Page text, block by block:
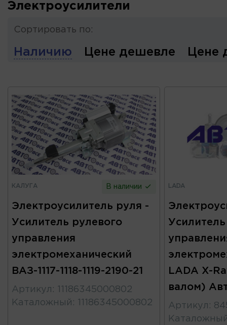
Электроусилители
Сортировать по:
Наличию Цене дешевле Цене
КАЛУГА В наличии
Электроусилитель руля -
Усилитель рулевого
управления
электромеханический
ВАЗ-1117-1118-1119-2190-21
Артикул :
11186345000802
Каталожный : 11186345000802
LADA
LADA X-
валом)
Артикул :